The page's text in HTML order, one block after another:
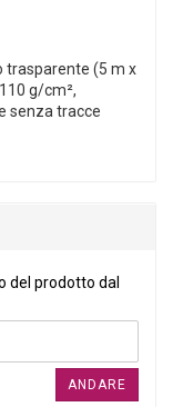
trasparente (5 m x
g/cm²,
senza tracce
DEL
del prodotto dal
ANDARE